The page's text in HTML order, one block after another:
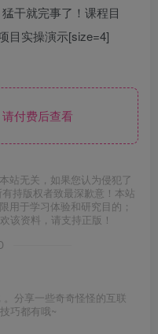
干就完事了！课程目
目实操演示[size=4]
付费后查看
站无关，如果您认为侵犯了
持版权者致最深歉意！本站
用于学习体验和研究目的；
该资料，请支持正版！
分享一些奇奇怪怪的互联
巧都有哦~